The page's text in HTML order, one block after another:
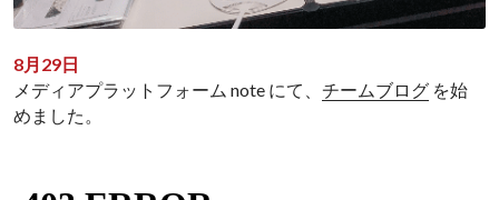
8月29日
メディアプラットフォーム note にて、チームブログ を始